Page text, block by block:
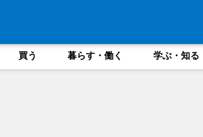
買う 暮らす・働く 学ぶ・知る